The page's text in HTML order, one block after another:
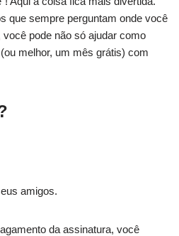
que sempre perguntam onde você
pode não só ajudar como
melhor, um mês grátis) com
amigos.
da assinatura, você